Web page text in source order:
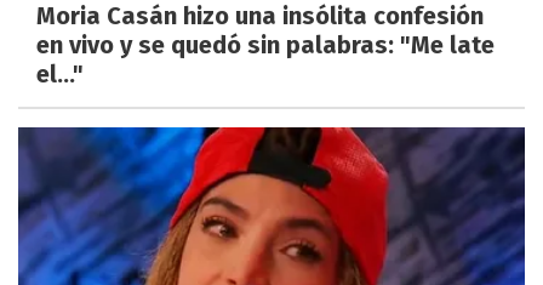
Moria Casán hizo una insólita confesión
en vivo y se quedó sin palabras: "Me late
el..."